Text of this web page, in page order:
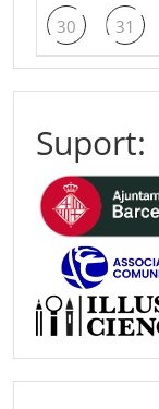
30 31
Suport: